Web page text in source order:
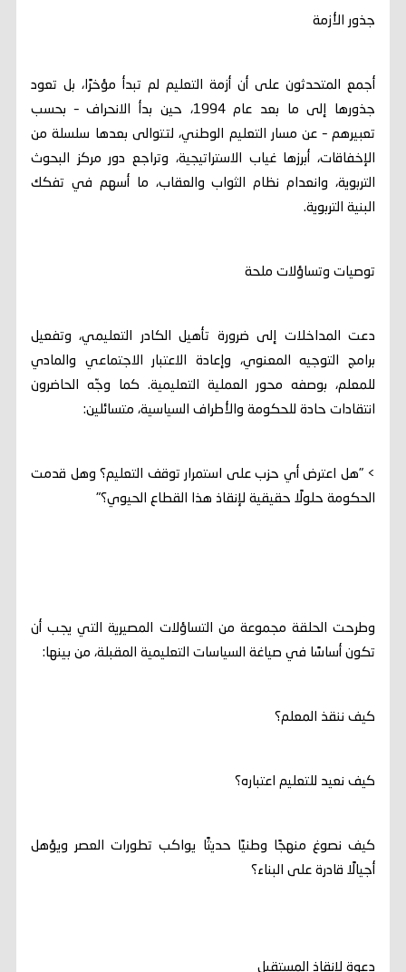
جذور الأزمة
أجمع المتحدثون على أن أزمة التعليم لم تبدأ مؤخرًا، بل تعود
جذورها إلى ما بعد عام 1994، حين بدأ الانحراف – بحسب
تعبيرهم – عن مسار التعليم الوطني، لتتوالى بعدها سلسلة من
الإخفاقات، أبرزها غياب الاستراتيجية، وتراجع دور مركز البحوث
التربوية، وانعدام نظام الثواب والعقاب، ما أسهم في تفكك
البنية التربوية.
توصيات وتساؤلات ملحة
دعت المداخلات إلى ضرورة تأهيل الكادر التعليمي، وتفعيل
برامج التوجيه المعنوي، وإعادة الاعتبار الاجتماعي والمادي
للمعلم، بوصفه محور العملية التعليمية. كما وجّه الحاضرون
انتقادات حادة للحكومة والأطراف السياسية، متسائلين:
> "هل اعترض أي حزب على استمرار توقف التعليم؟ وهل قدمت
الحكومة حلولًا حقيقية لإنقاذ هذا القطاع الحيوي؟"
وطرحت الحلقة مجموعة من التساؤلات المصيرية التي يجب أن
تكون أساسًا في صياغة السياسات التعليمية المقبلة، من بينها:
كيف ننقذ المعلم؟
كيف نعيد للتعليم اعتباره؟
كيف نصوغ منهجًا وطنيًا حديثًا يواكب تطورات العصر ويؤهل
أجيالًا قادرة على البناء؟
دعوة لإنقاذ المستقبل